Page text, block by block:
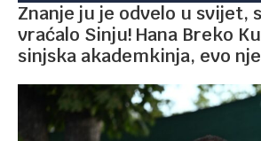
Znanje ju je odvelo u svijet,
vraćalo Sinju! Hana Breko
sinjska akademkinja, evo